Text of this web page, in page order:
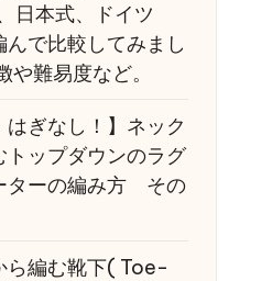
日本式、ドイツ
んで比較してみまし
難易度など。
はぎなし！】ネック
トップダウンのラグ
ターの編み方 その
ら編む靴下( Toe-